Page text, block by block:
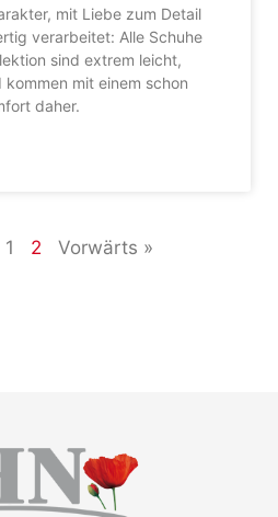
mit Liebe zum Detail
verarbeitet: Alle Schuhe
sind extrem leicht,
mit einem schon
daher.
1 2 Vorwärts »